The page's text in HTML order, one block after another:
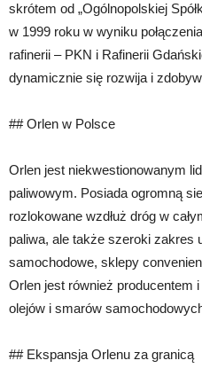
skrótem od „Ogólnopolskiej
w 1999 roku w wyniku
rafinerii – PKN i Rafinerii
dynamicznie się rozwija i
## Orlen w Polsce
Orlen jest niekwestionowanym
paliwowym. Posiada ogromną
rozlokowane wzdłuż dróg w
paliwa, ale także szeroki zakres
samochodowe, sklepy
Orlen jest również producentem
olejów i smarów
## Ekspansja Orlenu za granicą